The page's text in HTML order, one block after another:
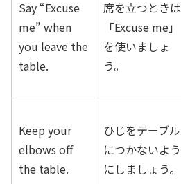
Say “Excuse
me” when
you leave the
table.
席を立つときは
「Excuse me」
を使いましょ
う。
Keep your
elbows off
the table.
ひじをテーブル
につかないよう
にしましょう。